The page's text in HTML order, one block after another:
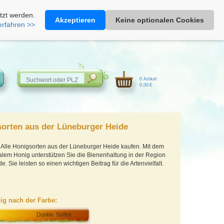
Heimathonig auf Facebook|Kunden-Login|Warenkorb
werden.
>>
Akzeptieren Keine optionalen Cookies
0 Artikel
0,00 €
aus der Lüneburger Heide
Honigsorten aus der Lüneburger Heide kaufen. Mit dem
Honig unterstützen Sie die Bienenhaltung in der Region
Sie leisten so einen wichtigen Beitrag für die Artenvielfalt.
nach der Farbe: